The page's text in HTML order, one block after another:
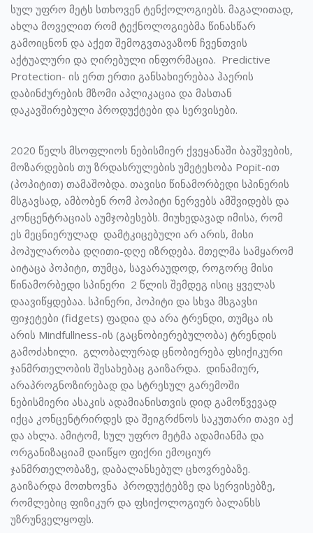
სულ უფრო მეტს სთხოვენ ტენქოლოგიებს. მაგალითად,
ახლა მოველით რომ ტექნოლოგიებმა წინასწარ
გამოიცნონ და აქეთ შემოგვთავაზონ ჩვენთვის
აქტუალური და ღირებული ინფორმაცია. Predictive
Protection- ის ერთ ერთი განსახიერებაა ჰაერის
დაბინძურების მზომი აპლიკაცია და მასთან
დაკავშირებული პროდუქტები და სერვისები.
2020 წელს მსოფლიოს ნებისმიერ ქვეყანაში ბავშვების,
მოზარდების თუ ზრდასრულების უმეტესობა Popit-ით
(პოპიტით) თამაშობდა. თავისი წინამორბედი სპინერის
მსგავსად, ამბობენ რომ პოპიტი ნერვებს ამშვიდებს და
კონცენტრაციას აუმჯობესებს. მიუხედავად იმისა, რომ
ეს მეცნიერულად დამტკიცებული არ არის, მისი
პოპულარობა დღითი-დღე იზრდება. მთელმა სამყარომ
აიტაცა პოპიტი, თუმცა, სავარაუდოდ, როგორც მისი
წინამორბედი სპინერი 2 წლის შემდეგ ისიც ყველას
დაავიწყდებაა. სპინერი, პოპიტი და სხვა მსგავსი
ფიჯეტები (fidgets) ფადია და არა ტრენდი, თუმცა ის
არის Mindfullness-ის (გაცნობიერებულობა) ტრენდის
გამოძახილი. გლობალურად ცნობიერება ფსიქიკური
ჯანმრთელობის შესახებაც გაიზარდა. დინამიურ,
არაპროგნოზირებად და სტრესულ გარემოში
ნებისმიერი ასაკის ადამიანისთვის დიდ გამოწვევად
იქცა კონცენტრირდეს და შეიგრძნოს საკუთარი თავი აქ
და ახლა. ამიტომ, სულ უფრო მეტმა ადამიანმა და
ორგანიზაციამ დაიწყო ფიქრი ემოციურ
ჯანმრთელობაზე, დაბალანსებულ ცხოვრებაზე.
გაიზარდა მოთხოვნა პროდუქტებზე და სერვისებზე,
რომლებიც ფიზიკურ და ფსიქოლოგიურ ბალანსს
უზრუნველყოფს.